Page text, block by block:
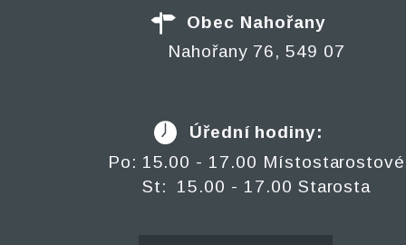
Obec Nahořany
Nahořany 76, 549 07
Úřední hodiny:
Po: 15.00 - 17.00 Místostarostové
St: 15.00 - 17.00 Starosta